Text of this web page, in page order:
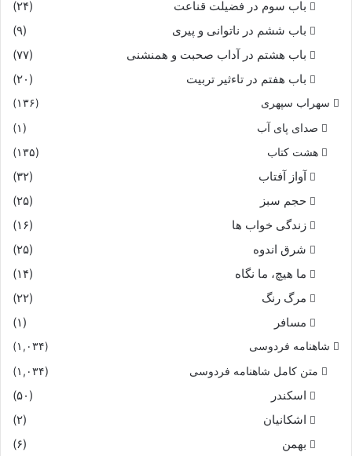
باب سوم در فضیلت قناعت
(۲۴)
باب ششم در ناتوانى و پیرى
(۹)
باب هشتم در آداب صحبت و همنشنى
(۷۷)
باب هفتم در تاءثیر تربیت
(۲۰)
سهراب سپهری (۱۳۶)
صدای پای آب
(۱)
هشت کتاب
(۱۳۵)
آواز آفتاب
(۳۲)
حجم سبز
(۲۵)
زندگی خواب ها
(۱۶)
شرق اندوه
(۲۵)
ما هیچ، ما نگاه
(۱۴)
مرگ رنگ
(۲۲)
مسافر
(۱)
شاهنامه فردوسی (۱,۰۳۴)
متن کامل شاهنامه فردوسی (۱,۰۳۴)
اسکندر
(۵۰)
اشکانیان
(۲)
بهمن
(۶)